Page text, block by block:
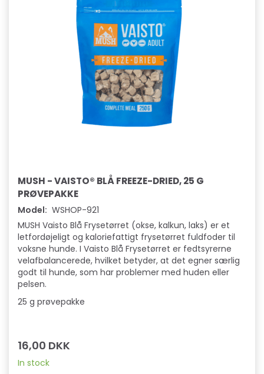
MUSH - VAISTO® BLÅ FREEZE-DRIED, 25 G
PRØVEPAKKE
Model: WSHOP-921
MUSH Vaisto Blå Frysetørret (okse, kalkun, laks) er et
letfordøjeligt og kaloriefattigt frysetørret fuldfoder til
voksne hunde. I Vaisto Blå Frysetørret er fedtsyrerne
velafbalancerede, hvilket betyder, at det egner særlig
godt til hunde, som har problemer med huden eller
pelsen.
25 g prøvepakke
16,00 DKK
In stock